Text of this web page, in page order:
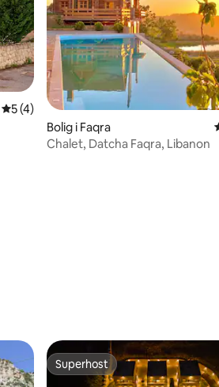
5 ud af 5 i gennemsnitlig bedømmelse,
5 (4)
Bolig i Faqra
Chalet, Datcha Faqra, Libanon
Superhost
Superhost